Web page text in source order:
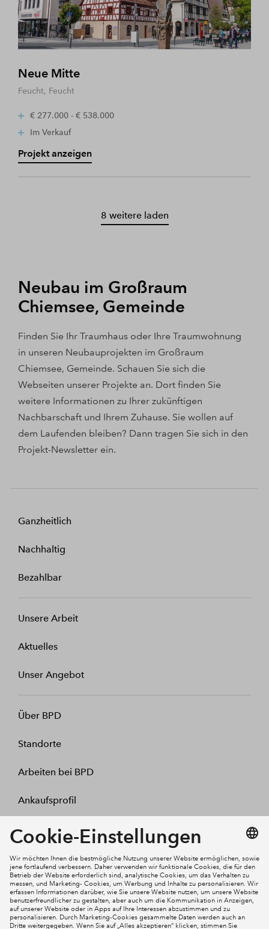
Neue Mitte
Feucht, Feucht
€ 277.000 - € 538.000
Im Verkauf
Projekt anzeigen
8 weitere laden
Neubau im Großraum
Chiemsee, Gemeinde
Finden Sie Ihr Traumhaus oder Ihre Traumwohnung
in unseren Neubauprojekten im Großraum
Chiemsee, Gemeinde. Schauen Sie sich die
Webseiten unserer Projekte an. Dort finden Sie
weitere Informationen zu Ihrer zukünftigen
Nachbarschaft und Ihrem Zuhause. Sie wollen auf
dem Laufenden bleiben? Dann tragen Sie sich in den
Projekt-Newsletter ein.
Ganzheitlich
Nachhaltig
Bezahlbar
Unsere Arbeit
Aktuelles
Unser Angebot
Über BPD
Standorte
Arbeiten bei BPD
Ankaufsprofil
Kontakt
Mein Konto